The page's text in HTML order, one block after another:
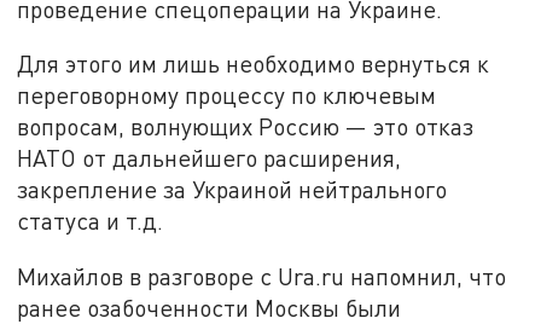
проведение спецоперации на Украине.
Для этого им лишь необходимо вернуться к
переговорному процессу по ключевым
вопросам, волнующих Россию — это отказ
НАТО от дальнейшего расширения,
закрепление за Украиной нейтрального
статуса и т.д.
Михайлов в разговоре с Ura.ru напомнил, что
ранее озабоченности Москвы были